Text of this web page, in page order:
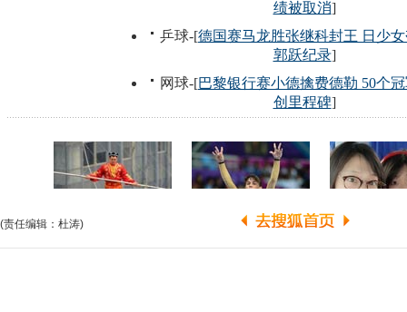
(责任编辑：杜涛)